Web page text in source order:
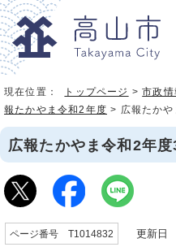
現在位置： トップページ >市政情
報たかやま令和2年度 > 広報たか
広報たかやま令和2年
ページ番号 T1014832 更新日